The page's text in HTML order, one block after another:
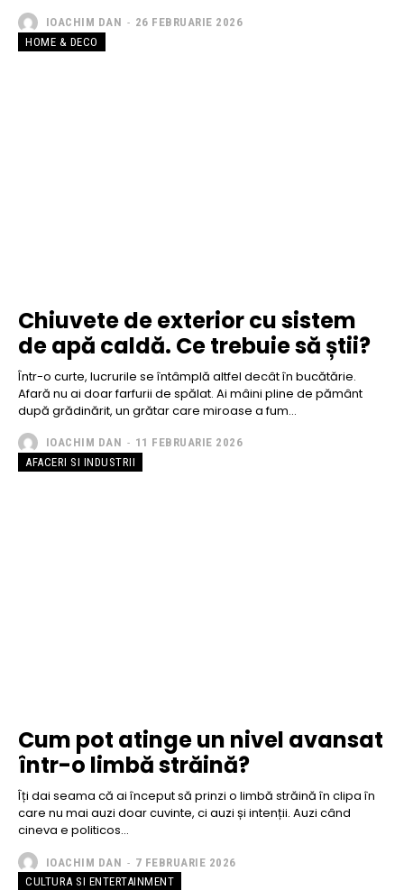
IOACHIM DAN - 26 FEBRUARIE 2026
HOME & DECO
Chiuvete de exterior cu sistem
de apă caldă. Ce trebuie să știi?
Într-o curte, lucrurile se întâmplă altfel decât în bucătărie.
Afară nu ai doar farfurii de spălat. Ai mâini pline de pământ
după grădinărit, un grătar care miroase a fum...
IOACHIM DAN - 11 FEBRUARIE 2026
AFACERI SI INDUSTRII
Cum pot atinge un nivel avansat
într-o limbă străină?
Îți dai seama că ai început să prinzi o limbă străină în clipa în
care nu mai auzi doar cuvinte, ci auzi și intenții. Auzi când
cineva e politicos...
IOACHIM DAN - 7 FEBRUARIE 2026
CULTURA SI ENTERTAINMENT